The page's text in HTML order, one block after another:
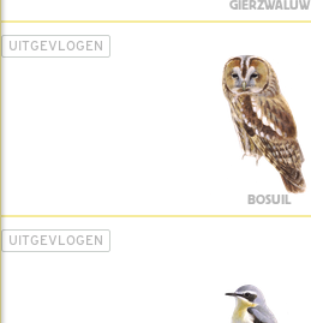
GIERZWALUW
UITGEVLOGEN
BOSUIL
UITGEVLOGEN